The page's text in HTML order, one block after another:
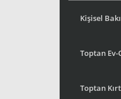
Kişisel
Toptan Ev-
Toptan